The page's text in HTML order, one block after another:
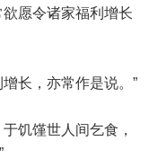
愿令诸家福利增长
长，亦常作是说。”
饥馑世人间乞食，